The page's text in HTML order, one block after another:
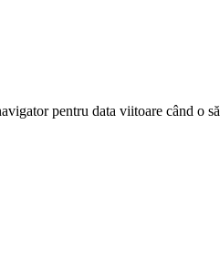
pentru data viitoare când o